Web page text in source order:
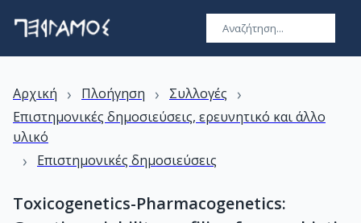
Αρχική › Πλοήγηση › Συλλογές ›
Επιστημονικές δημοσιεύσεις, ερευνητικό και άλλο
υλικό
› Επιστημονικές δημοσιεύσεις
Toxicogenetics-Pharmacogenetics: